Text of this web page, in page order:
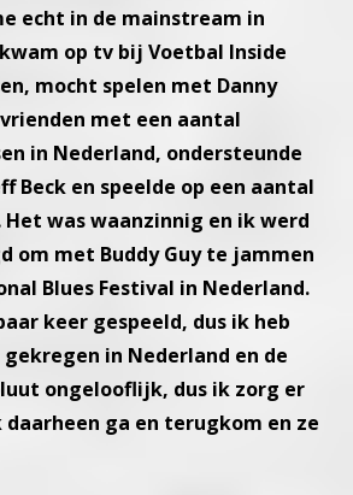
echt in de mainstream in
op tv bij Voetbal Inside
mocht spelen met Danny
met een aantal
in Nederland, ondersteunde
Beck en speelde op een aantal
was waanzinnig en ik werd
om met Buddy Guy te jammen
Blues Festival in Nederland.
keer gespeeld, dus ik heb
in Nederland en de
ongelooflijk, dus ik zorg er
ga en terugkom en ze